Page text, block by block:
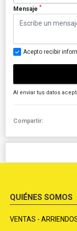
Mensaje *
Acepto recibir
Al enviar tus datos
Compartir:
QUIÉNES SOMOS
VENTAS -